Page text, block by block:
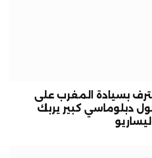
بسيادة المغرب على
دبلوماسي كبير يربك